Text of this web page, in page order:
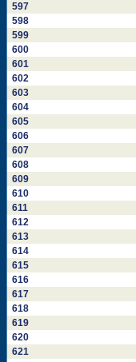
597
598
599
600
601
602
603
604
605
606
607
608
609
610
611
612
613
614
615
616
617
618
619
620
621